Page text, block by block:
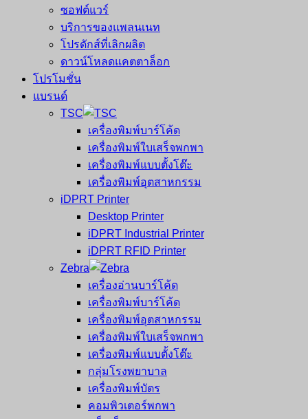
ซอฟต์แวร์
บริการของแพลนเนท
โปรดักส์ที่เลิกผลิต
ดาวน์โหลดแคตตาล็อก
โปรโมชั่น
แบรนด์
TSC
เครื่องพิมพ์บาร์โค้ด
เครื่องพิมพ์ใบเสร็จพกพา
เครื่องพิมพ์แบบตั้งโต๊ะ
เครื่องพิมพ์อุตสาหกรรม
iDPRT Printer
Desktop Printer
iDPRT Industrial Printer
iDPRT RFID Printer
Zebra
เครื่องอ่านบาร์โค้ด
เครื่องพิมพ์บาร์โค้ด
เครื่องพิมพ์อุตสาหกรรม
เครื่องพิมพ์ใบเสร็จพกพา
เครื่องพิมพ์แบบตั้งโต๊ะ
กลุ่มโรงพยาบาล
เครื่องพิมพ์บัตร
คอมพิวเตอร์พกพา